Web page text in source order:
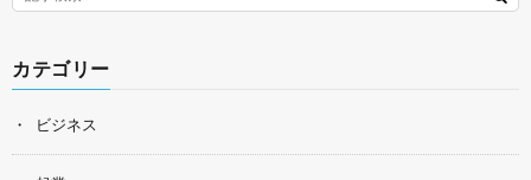
カテゴリー
ビジネス